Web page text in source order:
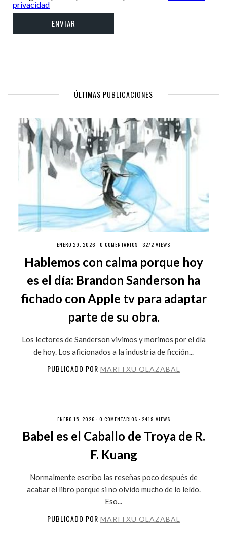
privacidad
ÚLTIMAS PUBLICACIONES
ENERO 29, 2026 · 0 COMENTARIOS · 3272 VIEWS
Hablemos con calma porque hoy
es el día: Brandon Sanderson ha
fichado con Apple tv para adaptar
parte de su obra.
Los lectores de Sanderson vivimos y morimos por el día
de hoy. Los aficionados a la industria de ficción...
PUBLICADO POR MARITXU OLAZABAL
ENERO 15, 2026 · 0 COMENTARIOS · 2419 VIEWS
Babel es el Caballo de Troya de R.
F. Kuang
Normalmente escribo las reseñas poco después de
acabar el libro porque si no olvido mucho de lo leído.
Eso...
PUBLICADO POR MARITXU OLAZABAL